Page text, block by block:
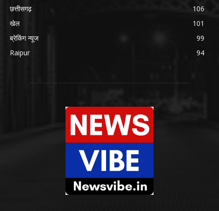
छत्तीसगढ़
106
खेल
101
ब्रेकिंग न्यूज
99
Raipur
94